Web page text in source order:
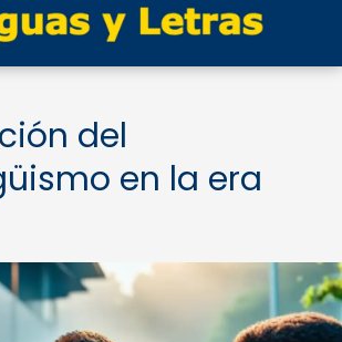
del
en la era